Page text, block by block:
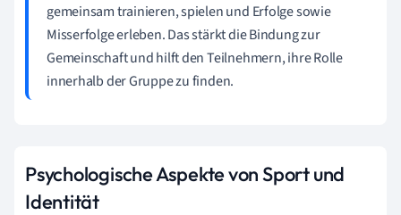
gemeinsam trainieren, spielen und Erfolge sowie
Misserfolge erleben. Das stärkt die Bindung zur
Gemeinschaft und hilft den Teilnehmern, ihre Rolle
innerhalb der Gruppe zu finden.
Psychologische Aspekte von Sport und
Identität